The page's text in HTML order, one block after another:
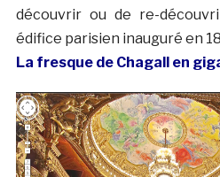
découvrir ou de re-
édifice parisien inauguré en
La fresque de Chagall en